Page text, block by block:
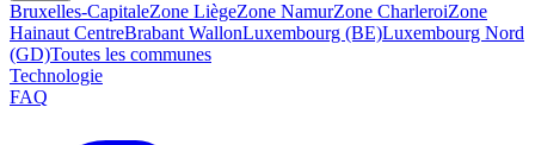
Bruxelles-CapitaleZone LiègeZone NamurZone CharleroiZone
Hainaut CentreBrabant WallonLuxembourg (BE)Luxembourg Nord
(GD)Toutes les communes
Technologie
FAQ